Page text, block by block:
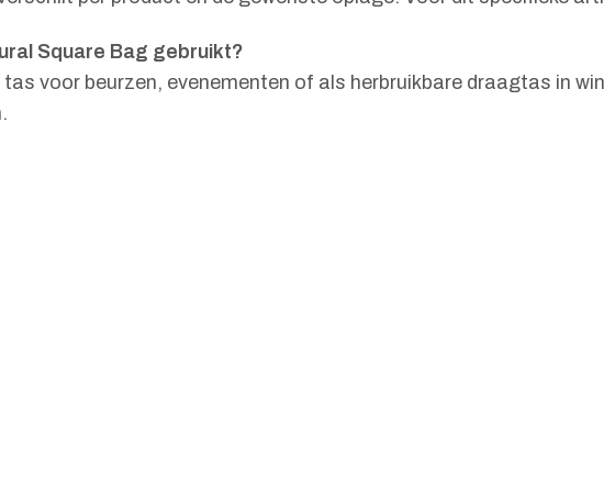
Square Bag gebruikt?
tas voor beurzen, evenementen of als herbruikbare draagtas in